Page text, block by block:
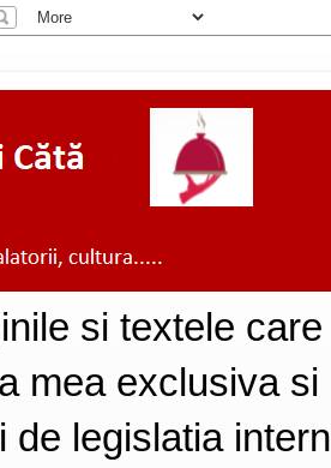
si textele
mea exclusiva
de legislatia